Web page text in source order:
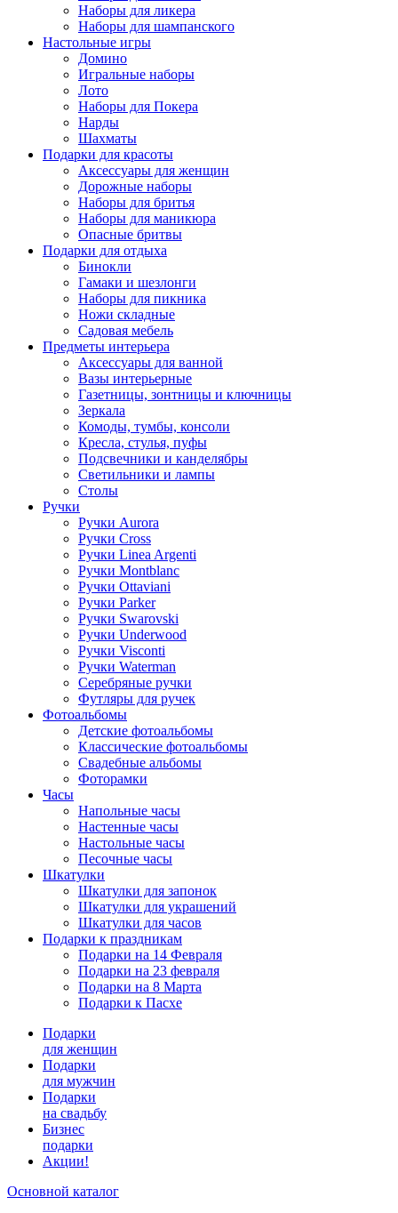
Наборы для ликера
Наборы для шампанского
Настольные игры
Домино
Игральные наборы
Лото
Наборы для Покера
Нарды
Шахматы
Подарки для красоты
Аксессуары для женщин
Дорожные наборы
Наборы для бритья
Наборы для маникюра
Опасные бритвы
Подарки для отдыха
Бинокли
Гамаки и шезлонги
Наборы для пикника
Ножи складные
Садовая мебель
Предметы интерьера
Аксессуары для ванной
Вазы интерьерные
Газетницы, зонтницы и ключницы
Зеркала
Комоды, тумбы, консоли
Кресла, стулья, пуфы
Подсвечники и канделябры
Светильники и лампы
Столы
Ручки
Ручки Aurora
Ручки Cross
Ручки Linea Argenti
Ручки Montblanc
Ручки Ottaviani
Ручки Parker
Ручки Swarovski
Ручки Underwood
Ручки Visconti
Ручки Waterman
Серебряные ручки
Футляры для ручек
Фотоальбомы
Детские фотоальбомы
Классические фотоальбомы
Свадебные альбомы
Фоторамки
Часы
Напольные часы
Настенные часы
Настольные часы
Песочные часы
Шкатулки
Шкатулки для запонок
Шкатулки для украшений
Шкатулки для часов
Подарки к праздникам
Подарки на 14 Февраля
Подарки на 23 февраля
Подарки на 8 Марта
Подарки к Пасхе
Подарки
для женщин
Подарки
для мужчин
Подарки
на свадьбу
Бизнес
подарки
Акции!
Основной каталог